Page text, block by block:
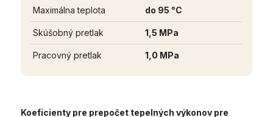
Maximálna teplota do 95 °C
Skúšobný pretlak 1,5 MPa
Pracovný pretlak 1,0 MPa
Koeficienty pre prepočet tepelných výkonov pre